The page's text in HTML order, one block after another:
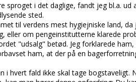
sproget i det daglige, fandt jeg bl.a.
sted.
til verdens mest hygiejniske land,
eller om pengeinstitutterne klarede
"udsalg" betød. Jeg forklarede
ham, at der på en
i hvert fald ikke skal tage